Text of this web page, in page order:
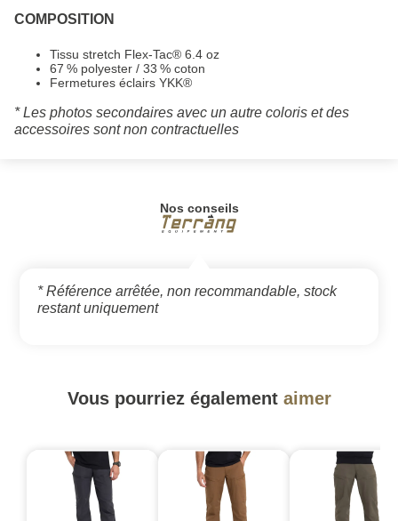
COMPOSITION
Tissu stretch Flex-Tac® 6.4 oz
67 % polyester / 33 % coton
Fermetures éclairs YKK®
* Les photos secondaires avec un autre coloris et des
accessoires sont non contractuelles
Nos conseils
* Référence arrêtée, non recommandable, stock
restant uniquement
Vous pourriez également aimer